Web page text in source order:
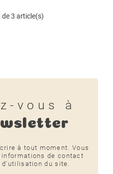
3 article(s)
vous à
à tout moment. Vous
de contact
du site.